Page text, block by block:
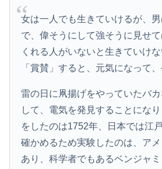
女は一人でも生きていけるが、
で、偉そうにして強そうに見せ
くれる人がいないと生きていけ
「賞賛」すると、元気になって
雷の日に凧揚げをやっていたバ
して、電気を発見することにな
をしたのは1752年、日本では江
確かめるため実験したのは、ア
あり、科学者でもあるベンジャ